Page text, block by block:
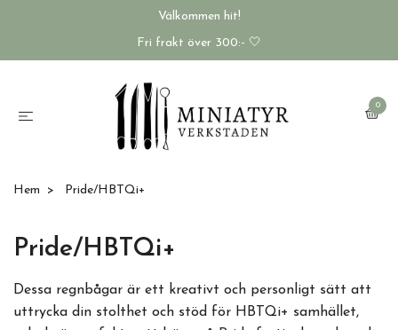
Välkommen hit!
Fri frakt över 300:- 🤍
0
Hem Pride/HBTQi+
Pride/HBTQi+
Dessa regnbågar är ett kreativt och personligt sätt att
uttrycka din stolthet och stöd för HBTQi+ samhället,